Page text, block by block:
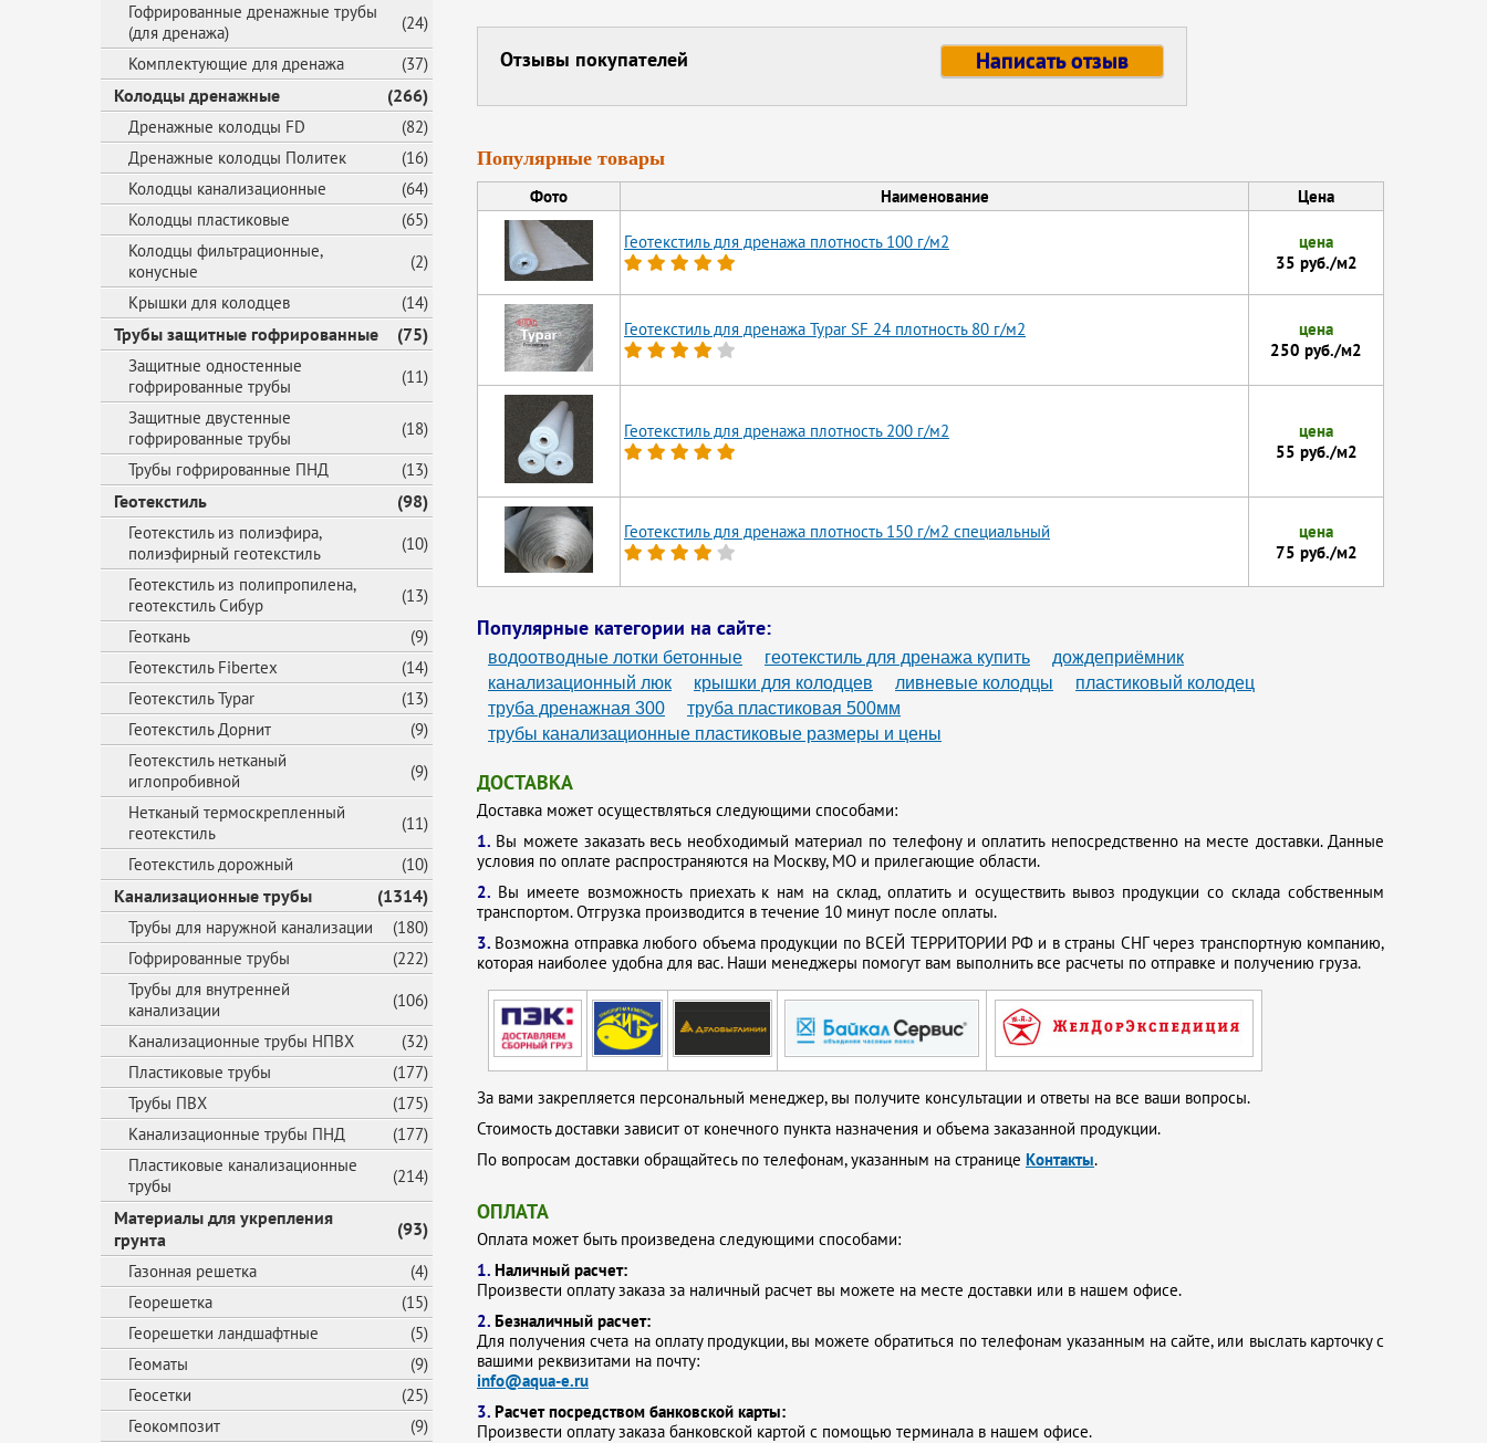
Гофрированные дренажные трубы
(для дренажа)
(24)
Комплектующие для дренажа
(37)
Колодцы дренажные (266)
Дренажные колодцы FD
(82)
Дренажные колодцы Политек
(16)
Колодцы канализационные
(64)
Колодцы пластиковые
(65)
Колодцы фильтрационные,
конусные
(2)
Крышки для колодцев
(14)
Трубы защитные гофрированные (75)
Защитные одностенные
гофрированные трубы
(11)
Защитные двустенные
гофрированные трубы
(18)
Трубы гофрированные ПНД
(13)
Геотекстиль (98)
Геотекстиль из полиэфира,
полиэфирный геотекстиль
(10)
Геотекстиль из полипропилена,
геотекстиль Сибур
(13)
Геоткань
(9)
Геотекстиль Fibertex
(14)
Геотекстиль Typar
(13)
Геотекстиль Дорнит
(9)
Геотекстиль нетканый
иглопробивной
(9)
Нетканый термоскрепленный
геотекстиль
(11)
Геотекстиль дорожный
(10)
Канализационные трубы (1314)
Трубы для наружной канализации
(180)
Гофрированные трубы
(222)
Трубы для внутренней
канализации
(106)
Канализационные трубы НПВХ
(32)
Пластиковые трубы
(177)
Трубы ПВХ
(175)
Канализационные трубы ПНД
(177)
Пластиковые канализационные
трубы
(214)
Материалы для укрепления
грунта
(93)
Газонная решетка
(4)
Георешетка
(15)
Георешетки ландшафтные
(5)
Геоматы
(9)
Геосетки
(25)
Геокомпозит
(9)
Отзывы покупателей Написать отзыв
Популярные товары
Фото Наименование Цена
Геотекстиль для дренажа плотность 100 г/м2
цена
35 руб./м2
Геотекстиль для дренажа Typar SF 24 плотность 80 г/м2
цена
250 руб./м2
Геотекстиль для дренажа плотность 200 г/м2
цена
55 руб./м2
Геотекстиль для дренажа плотность 150 г/м2 специальный
цена
75 руб./м2
Популярные категории на сайте:
водоотводные лотки бетонные геотекстиль для дренажа купить
дождеприёмник
канализационный люк
крышки для колодцев ливневые колодцы
пластиковый колодец
труба дренажная 300
труба пластиковая 500мм
трубы канализационные пластиковые размеры и цены
ДОСТАВКА
Доставка может осуществляться следующими способами:
1. Вы можете заказать весь необходимый материал по телефону и оплатить непосредственно на месте доставки. Данные
условия по оплате распространяются на Москву, МО и прилегающие области.
2. Вы имеете возможность приехать к нам на склад, оплатить и осуществить вывоз продукции со склада собственным
транспортом. Отгрузка производится в течение 10 минут после оплаты.
3. Возможна отправка любого объема продукции по ВСЕЙ ТЕРРИТОРИИ РФ и в страны СНГ через транспортную компанию,
которая наиболее удобна для вас. Наши менеджеры помогут вам выполнить все расчеты по отправке и получению груза.
За вами закрепляется персональный менеджер, вы получите консультации и ответы на все ваши вопросы.
Стоимость доставки зависит от конечного пункта назначения и объема заказанной продукции.
По вопросам доставки обращайтесь по телефонам, указанным на странице Контакты.
ОПЛАТА
Оплата может быть произведена следующими способами:
1. Наличный расчет:
Произвести оплату заказа за наличный расчет вы можете на месте доставки или в нашем офисе.
2. Безналичный расчет:
Для получения счета на оплату продукции, вы можете обратиться по телефонам указанным на сайте, или выслать карточку с
вашими реквизитами на почту:
info@aqua-e.ru
3. Расчет посредством банковской карты:
Произвести оплату заказа банковской картой с помощью терминала в нашем офисе.